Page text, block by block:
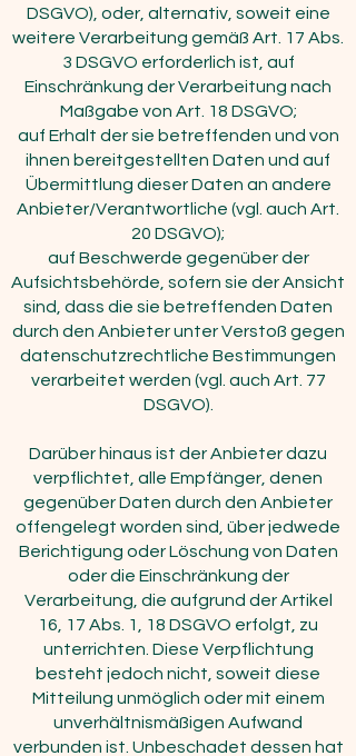
DSGVO), oder, alternativ, soweit eine
weitere Verarbeitung gemäß Art. 17 Abs.
3 DSGVO erforderlich ist, auf
Einschränkung der Verarbeitung nach
Maßgabe von Art. 18 DSGVO;
auf Erhalt der sie betreffenden und von
ihnen bereitgestellten Daten und auf
Übermittlung dieser Daten an andere
Anbieter/Verantwortliche (vgl. auch Art.
20 DSGVO);
auf Beschwerde gegenüber der
Aufsichtsbehörde, sofern sie der Ansicht
sind, dass die sie betreffenden Daten
durch den Anbieter unter Verstoß gegen
datenschutzrechtliche Bestimmungen
verarbeitet werden (vgl. auch Art. 77
DSGVO).
Darüber hinaus ist der Anbieter dazu
verpflichtet, alle Empfänger, denen
gegenüber Daten durch den Anbieter
offengelegt worden sind, über jedwede
Berichtigung oder Löschung von Daten
oder die Einschränkung der
Verarbeitung, die aufgrund der Artikel
16, 17 Abs. 1, 18 DSGVO erfolgt, zu
unterrichten. Diese Verpflichtung
besteht jedoch nicht, soweit diese
Mitteilung unmöglich oder mit einem
unverhältnismäßigen Aufwand
verbunden ist. Unbeschadet dessen hat